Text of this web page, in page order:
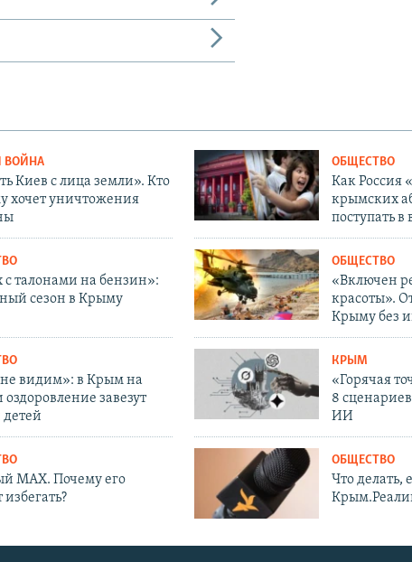
ВОЙНА
Киев с лица земли». Кто
хочет уничтожения
ОБЩЕСТВО
Как Россия
крымских
поступать
с талонами на бензин»:
сезон в Крыму
ОБЩЕСТВО
«Включен
красоты».
Крыму без
не видим»: в Крым на
оздоровление завезут
детей
КРЫМ
«Горячая
8
ИИ
MAX. Почему его
избегать?
ОБЩЕСТВО
Что делать,